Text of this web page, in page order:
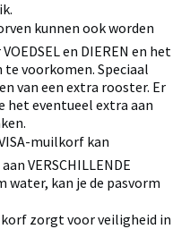
kunnen ook worden
en DIEREN en het
voorkomen. Speciaal
van een extra rooster. Er
het eventueel extra aan
muilkorf kan
VERSCHILLENDE
water, kan je de pasvorm
zorgt voor veiligheid in